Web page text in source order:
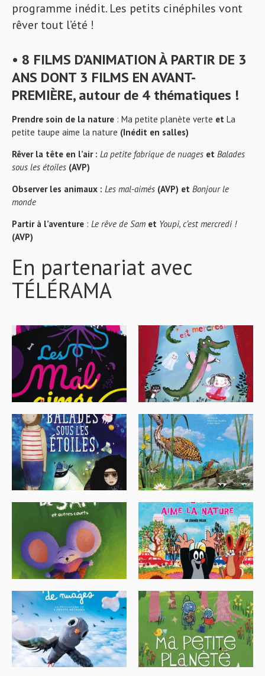
programme inédit. Les petits cinéphiles vont
rêver tout l’été !
• 8 FILMS D’ANIMATION À PARTIR DE 3
ANS DONT 3 FILMS EN AVANT-
PREMIÈRE, autour de 4 thématiques !
Prendre soin de la nature : Ma petite planète verte et La
petite taupe aime la nature (Inédit en salles)
Rêver la tête en l’air : La petite fabrique de nuages et Balades
sous les étoiles (AVP)
Observer les animaux : Les mal-aimés (AVP) et Bonjour le
monde
Partir à l’aventure : Le rêve de Sam et Youpi, c’est mercredi !
(AVP)
En partenariat avec
TÉLÉRAMA